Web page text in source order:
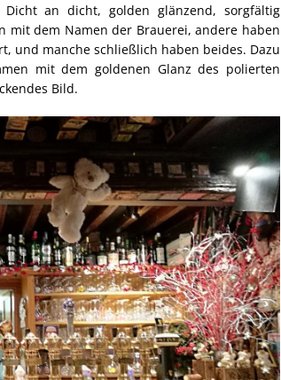
Dicht an dicht, golden glänzend, sorgfältig
mit dem Namen der Brauerei, andere haben
und manche schließlich haben beides. Dazu
mit dem goldenen Glanz des polierten
Bild.